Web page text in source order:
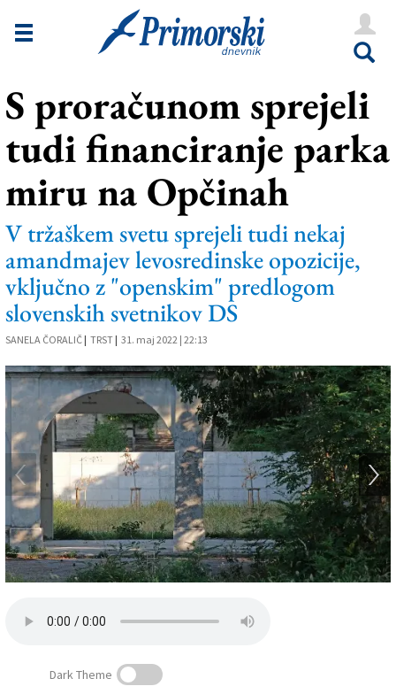
Novice
Goriška
Kultura
Še
Vreme
V Kioskih
Oglasi
Založnik
Zadruga PD
Naročnine
S proračunom sprejeli
tudi financiranje parka
miru na Opčinah
V tržaškem svetu sprejeli tudi nekaj
amandmajev levosredinske opozicije,
vključno z "openskim" predlogom
slovenskih svetnikov DS
SANELA ČORALIČ | TRST | 31. maj 2022 | 22:13
Dark Theme